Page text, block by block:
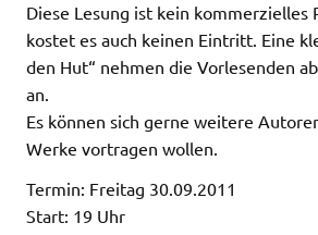
Diese Lesung ist kein kommerzielles
kostet es auch keinen Eintritt. Eine
den Hut“ nehmen die Vorlesenden
an.
Es können sich gerne weitere
Werke vortragen wollen.
Termin: Freitag 30.09.2011
Start: 19 Uhr